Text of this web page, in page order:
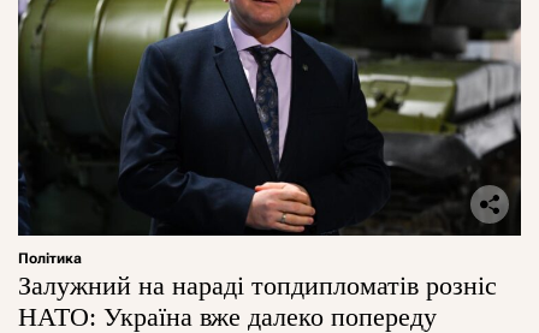
Політика
Залужний на нараді топдипломатів розніс
НАТО: Україна вже далеко попереду